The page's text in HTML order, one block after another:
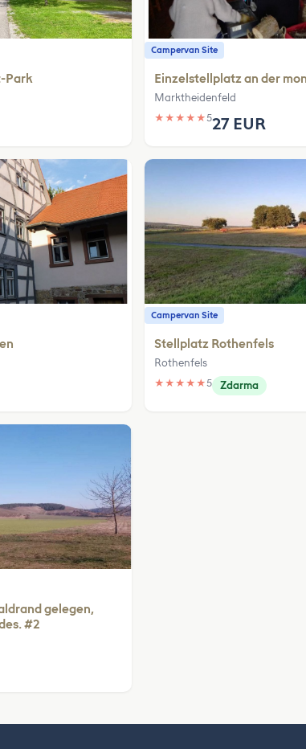
Park
Campervan Site
Einzelstellplatz an der
Marktheidenfeld
★ ★ ★ ★ ★527 EUR
Campervan Site
Stellplatz Rothenfels
Rothenfels
★ ★ ★ ★ ★5 Zdarma
gelegen,
#2